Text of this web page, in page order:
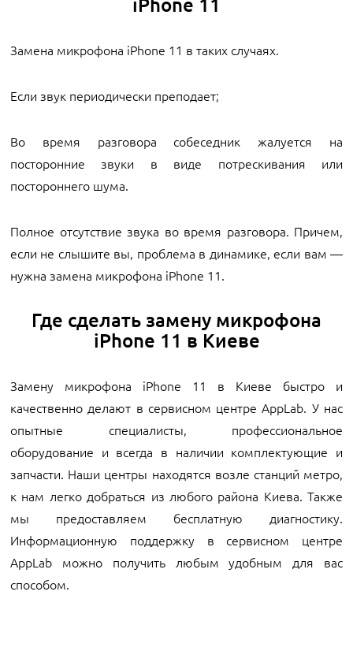
Замена микрофона iPhone 11 в таких случаях.
Если звук периодически преподает;
Во время разговора собеседник жалуется на
посторонние звуки в виде потрескивания или
постороннего шума.
Полное отсутствие звука во время разговора. Причем,
если не слышите вы, проблема в динамике, если вам —
нужна замена микрофона iPhone 11.
Где сделать замену микрофона
iPhone 11 в Киеве
Замену микрофона iPhone 11 в Киеве быстро и
качественно делают в сервисном центре AppLab. У нас
опытные специалисты, профессиональное
оборудование и всегда в наличии комплектующие и
запчасти. Наши центры находятся возле станций метро,
к нам легко добраться из любого района Киева. Также
мы предоставляем бесплатную диагностику.
Информационную поддержку в сервисном центре
AppLab можно получить любым удобным для вас
способом.